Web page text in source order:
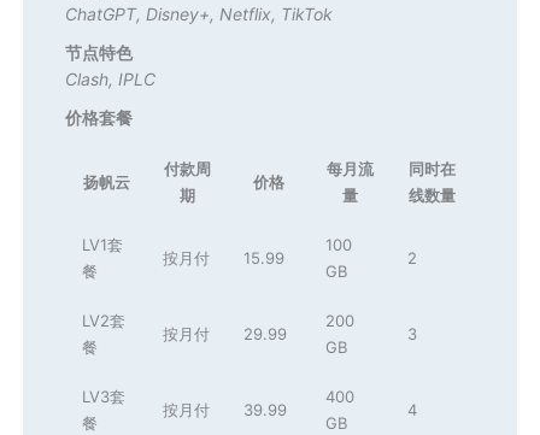
ChatGPT, Disney+, Netflix, TikTok
节点特色
Clash, IPLC
价格套餐
扬帆云
付款周
期
价格
每月流
量
同时在
线数量
LV1套
餐
按月付 15.99
100
GB
2
LV2套
餐
按月付 29.99
200
GB
3
LV3套
餐
按月付 39.99
400
GB
4